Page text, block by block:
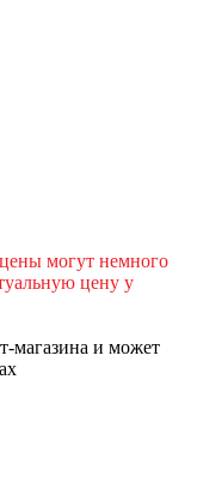
могут немного
цену у
магазина и может